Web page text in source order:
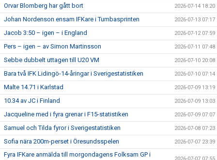
Orvar Blomberg har gått bort 2026-07-14 18:20
Johan Nordenson ensam IFKare i Tumbasprinten 2026-07-13 07:17
Jacob 3:50 – igen – i England 2026-07-12 07:59
Pers – igen – av Simon Martinsson 2026-07-11 07:48
Sebbe dubbelt uttagen till U20 VM 2026-07-10 20:08
Bara två IFK Lidingö-14-åringar i Sverigestatistiken 2026-07-10 07:14
Malte 14.71 i Karlstad 2026-07-09 13:19
10.34 av JC i Finland 2026-07-09 13:03
Jacqueline med i fyra grenar i F15-statistiken 2026-07-09 07:07
Samuel och Tilda fyror i Sverigestatistiken 2026-07-08 07:23
Sofia nära 200m-perset i Öresundsspelen 2026-07-07 23:39
Fyra IFKare anmälda till morgondagens Folksam GP i